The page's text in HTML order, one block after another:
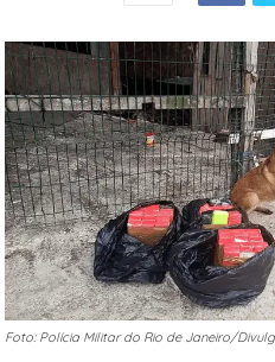
Foto: Polícia Militar do Rio de Janeiro/